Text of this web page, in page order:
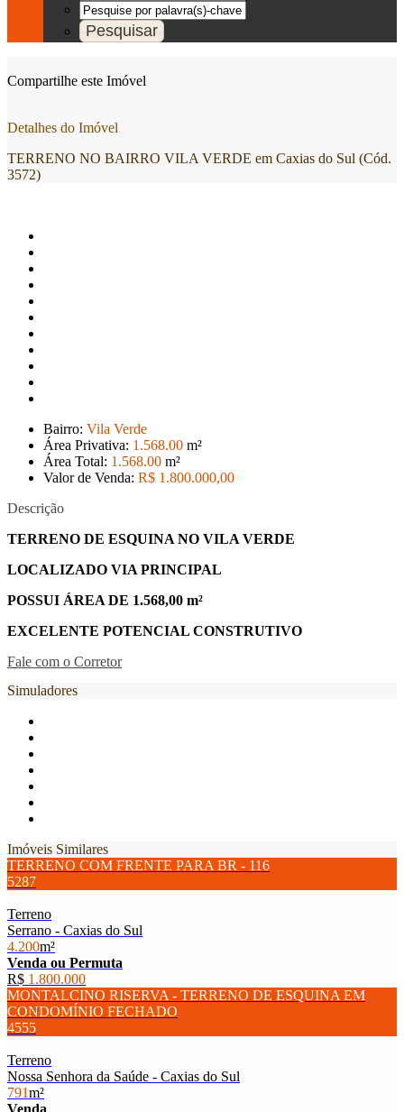
Compartilhe este Imóvel
Detalhes do Imóvel
TERRENO NO BAIRRO VILA VERDE em Caxias do Sul (Cód.
3572)
Bairro: Vila Verde
Área Privativa: 1.568.00 m²
Área Total: 1.568.00 m²
Valor de Venda: R$ 1.800.000,00
Descrição
TERRENO DE ESQUINA NO VILA VERDE
LOCALIZADO VIA PRINCIPAL
POSSUI ÁREA DE 1.568,00 m²
EXCELENTE POTENCIAL CONSTRUTIVO
Fale com o Corretor
Simuladores
Imóveis Similares
TERRENO COM FRENTE PARA BR - 116
5287
Terreno
Serrano - Caxias do Sul
4.200m²
Venda ou Permuta
R$ 1.800.000
MONTALCINO RISERVA - TERRENO DE ESQUINA EM
CONDOMÍNIO FECHADO
4555
Terreno
Nossa Senhora da Saúde - Caxias do Sul
791m²
Venda